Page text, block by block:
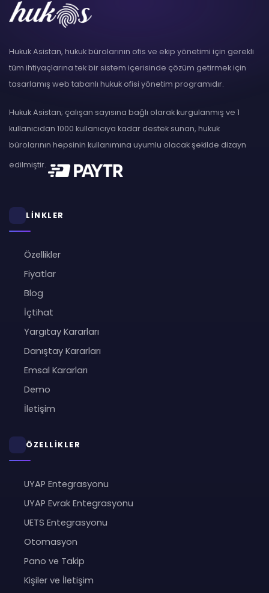
Hukuk Asistan, hukuk bürolarının ofis ve ekip yönetimi için gerekli
tüm ihtiyaçlarına tek bir sistem içerisinde çözüm getirmek için
tasarlamış web tabanlı hukuk ofisi yönetim programıdır.
Hukuk Asistan; çalışan sayısına bağlı olarak kurgulanmış ve 1
kullanıcıdan 1000 kullanıcıya kadar destek sunan, hukuk
bürolarının hepsinin kullanımına uyumlu olacak şekilde dizayn
edilmiştir.
LİNKLER
Özellikler
Fiyatlar
Blog
İçtihat
Yargıtay Kararları
Danıştay Kararları
Emsal Kararları
Demo
İletişim
ÖZELLİKLER
UYAP Entegrasyonu
UYAP Evrak Entegrasyonu
UETS Entegrasyonu
Otomasyon
Pano ve Takip
Kişiler ve İletişim